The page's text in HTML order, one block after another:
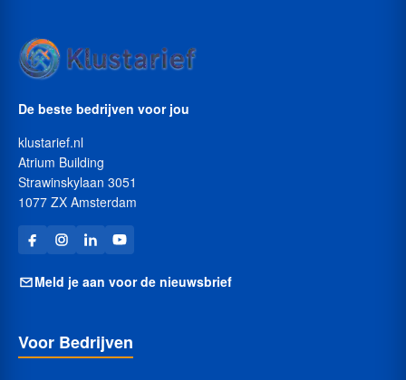
De beste bedrijven voor jou
klustarief.nl
Atrium Building
Strawinskylaan 3051
1077 ZX Amsterdam
Meld je aan voor de nieuwsbrief
Voor Bedrijven